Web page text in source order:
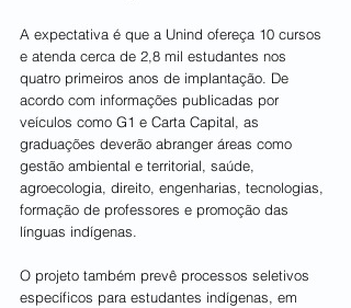
A expectativa é que a Unind ofereça 10 cursos
e atenda cerca de 2,8 mil estudantes nos
quatro primeiros anos de implantação. De
acordo com informações publicadas por
veículos como G1 e Carta Capital, as
graduações deverão abranger áreas como
gestão ambiental e territorial, saúde,
agroecologia, direito, engenharias, tecnologias,
formação de professores e promoção das
línguas indígenas.
O projeto também prevê processos seletivos
específicos para estudantes indígenas, em